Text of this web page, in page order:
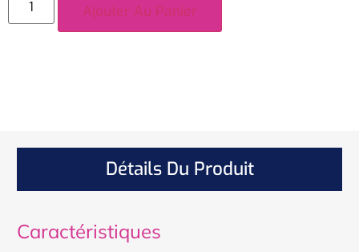
Ajouter Au Panier
Détails Du Produit
Caractéristiques